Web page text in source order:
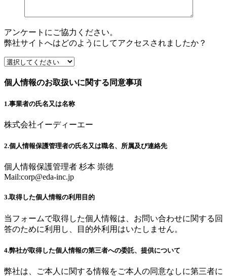
アンケートにご協力ください。
弊社サイトへはどのようにしてアクセスされましたか？
個人情報のお取扱いに関する同意事項
1.事業者の氏名又は名称
株式会社イーディーエー
2.個人情報保護管理者の氏名又は職名、所属及び連絡先
個人情報保護管理者 杉本 崇徳
Mail:corp@eda-inc.jp
3.取得した個人情報の利用目的
当フォームで取得した個人情報は、お問い合わせに関する回
答のために利用し、目的外利用はいたしません。
4.弊社が取得した個人情報の第三者への委託、提供について
弊社は、ご本人に関する情報をご本人の同意なしに第三者に